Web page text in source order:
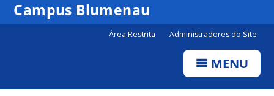
Campus Blumenau
Área Restrita Administradores do Site
MENU